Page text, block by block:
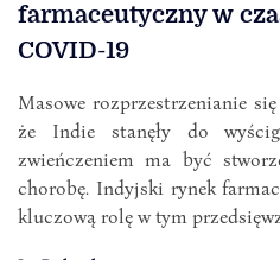
farmaceutyczny w
COVID-19
Masowe rozprzestrzenianie
że Indie stanęły do
zwieńczeniem ma być
chorobę. Indyjski rynek
kluczową rolę w tym